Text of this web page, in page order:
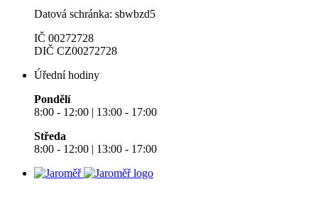
Datová schránka: sbwbzd5
IČ 00272728
DIČ CZ00272728
Úřední hodiny
Pondělí
8:00 - 12:00 | 13:00 - 17:00
Středa
8:00 - 12:00 | 13:00 - 17:00